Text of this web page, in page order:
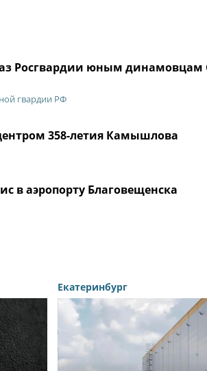
Росгвардии юным динамовцам
гвардии РФ
358-летия Камышлова
в аэропорту Благовещенска
Екатеринбург